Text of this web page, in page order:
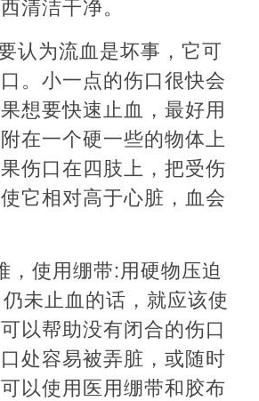
清洁干净。
认为流血是坏事，它可
。小一点的伤口很快会
想要快速止血，最好用
在一个硬一些的物体上
伤口在四肢上，把受伤
它相对高于心脏，血会
，使用绷带:用硬物压迫
未止血的话，就应该使
以帮助没有闭合的伤口
处容易被弄脏，或随时
以使用医用绷带和胶布